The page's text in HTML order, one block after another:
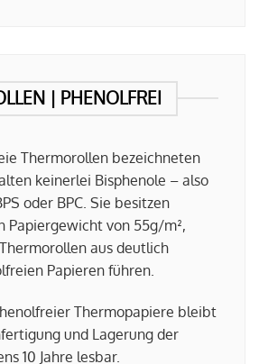
| PHENOLFREI
Thermorollen bezeichneten
keinerlei Bisphenole – also
oder BPC. Sie besitzen
Papiergewicht von 55g/m²,
aus deutlich
Papieren führen.
Thermopapiere bleibt
und Lagerung der
10 Jahre lesbar.